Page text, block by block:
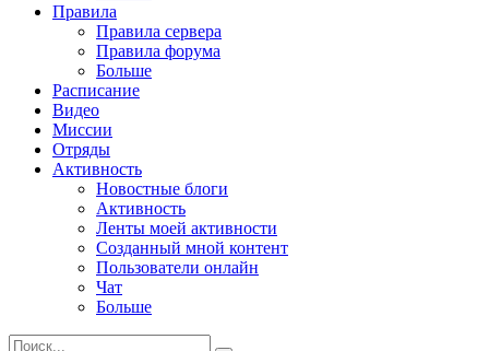
Правила
Правила сервера
Правила форума
Больше
Расписание
Видео
Миссии
Отряды
Активность
Новостные блоги
Активность
Ленты моей активности
Созданный мной контент
Пользователи онлайн
Чат
Больше